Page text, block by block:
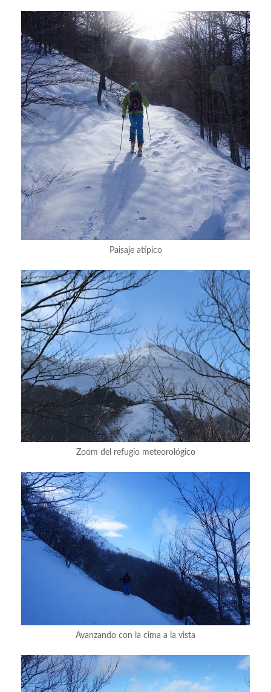
Paisaje atípico
Zoom del refugio meteorológico
Avanzando con la cima a la vista